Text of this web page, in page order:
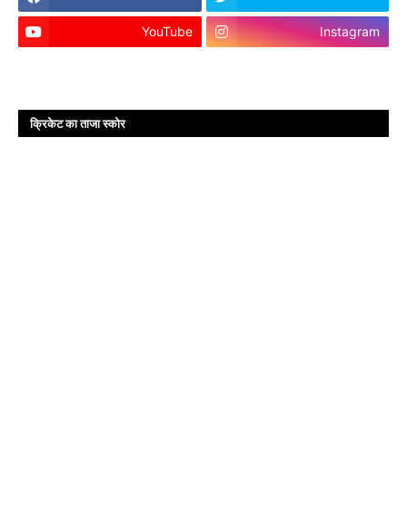
YouTube Instagram
क्रिकेट का ताजा स्कोर